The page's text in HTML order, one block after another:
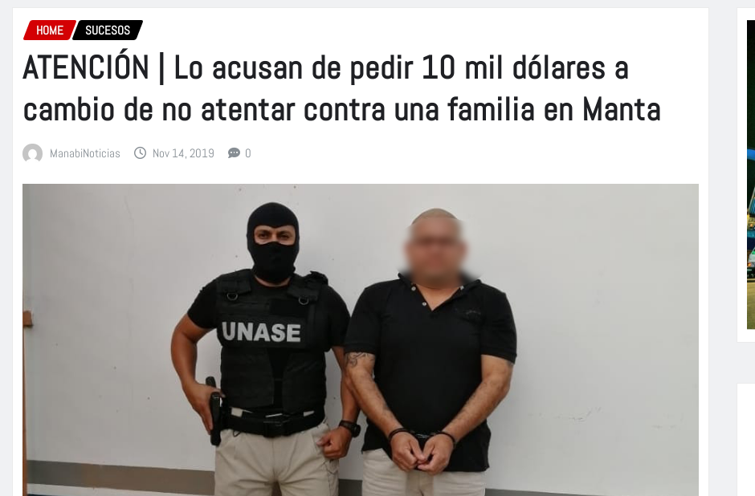
HOME SUCESOS
ATENCIÓN | Lo acusan de pedir 10 mil dólares a
cambio de no atentar contra una familia en Manta
ManabiNoticias Nov 14, 2019 0